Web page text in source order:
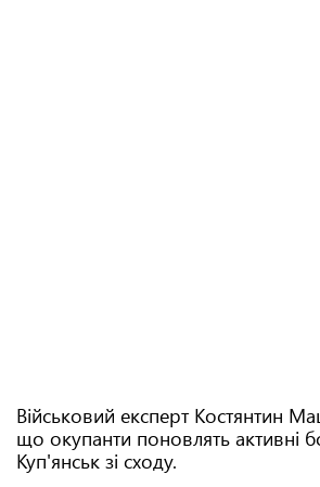
Військовий експерт Костянтин
що окупанти поновлять активні
Куп'янськ зі сходу.